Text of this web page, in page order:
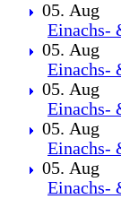
05. Aug
Einachs-
05. Aug
Einachs-
05. Aug
Einachs-
05. Aug
Einachs-
05. Aug
Einachs-